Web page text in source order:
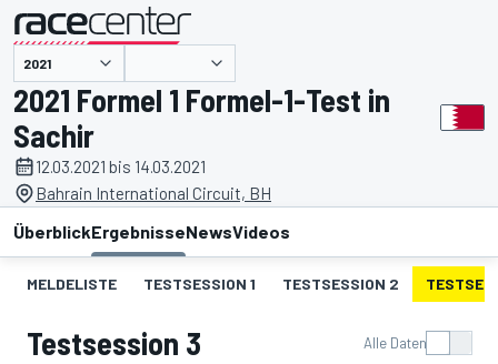
2021 Formel 1 Formel-1-Test in
Sachir
12.03.2021 bis 14.03.2021
Bahrain International Circuit, BH
ÜberblickErgebnisseNewsVideos
MELDELISTE TESTSESSION 1 TESTSESSION 2
Testsession 3 Alle Daten